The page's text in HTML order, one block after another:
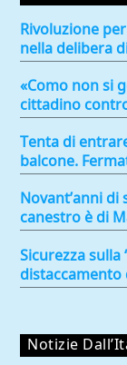
Rivoluzione
nella delibera
«Como non si
cittadino
Tenta di
balcone.
Novant’anni
canestro è di
Sicurezza sulla
distaccamento
Notizie